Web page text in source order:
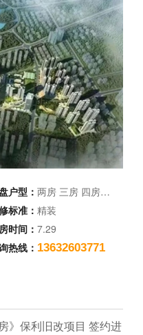
户型： 两房 三房 四房…
标准： 精装
时间： 7.29
热线： 13632603771
》保利旧改项目 签约进